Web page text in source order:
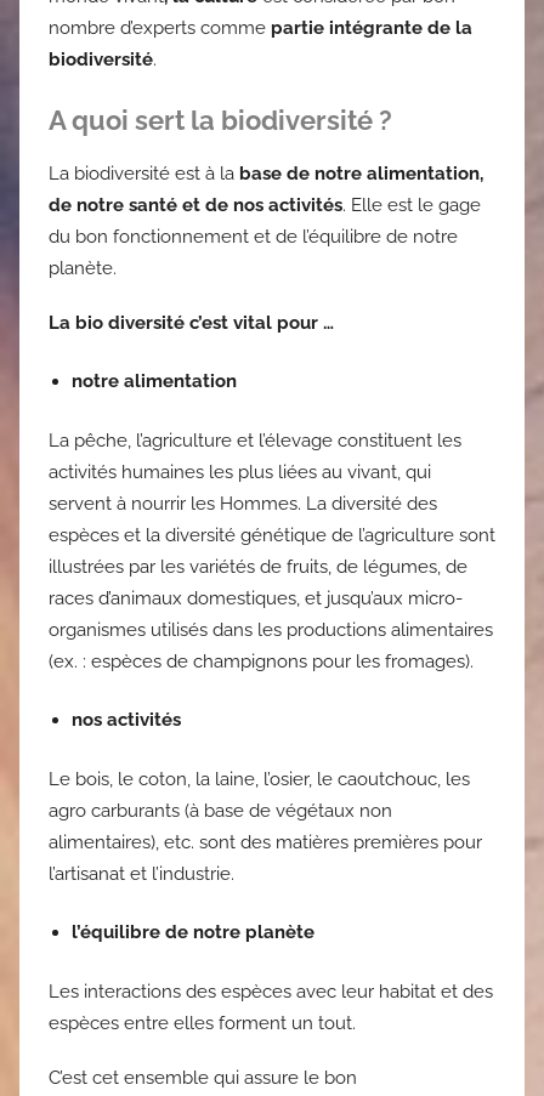
nombre d’experts comme partie intégrante de la
biodiversité.
A quoi sert la biodiversité ?
La biodiversité est à la base de notre alimentation,
de notre santé et de nos activités. Elle est le gage
du bon fonctionnement et de l’équilibre de notre
planète.
La bio diversité c’est vital pour …
notre alimentation
La pêche, l’agriculture et l’élevage constituent les
activités humaines les plus liées au vivant, qui
servent à nourrir les Hommes. La diversité des
espèces et la diversité génétique de l’agriculture sont
illustrées par les variétés de fruits, de légumes, de
races d’animaux domestiques, et jusqu’aux micro-
organismes utilisés dans les productions alimentaires
(ex. : espèces de champignons pour les fromages).
nos activités
Le bois, le coton, la laine, l’osier, le caoutchouc, les
agro carburants (à base de végétaux non
alimentaires), etc. sont des matières premières pour
l’artisanat et l’industrie.
l’équilibre de notre planète
Les interactions des espèces avec leur habitat et des
espèces entre elles forment un tout.
C’est cet ensemble qui assure le bon